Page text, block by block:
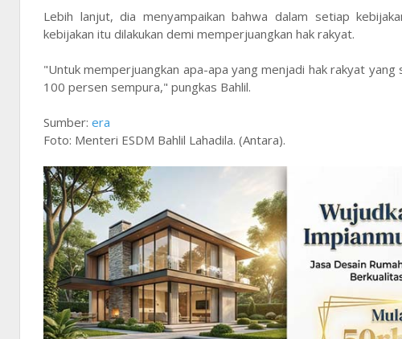
Lebih lanjut, dia menyampaikan bahwa dalam setiap
kebijakan itu dilakukan demi memperjuangkan hak rakyat.
"Untuk memperjuangkan apa-apa yang menjadi hak rakyat
100 persen sempura," pungkas Bahlil.
Sumber: era
Foto: Menteri ESDM Bahlil Lahadila. (Antara).